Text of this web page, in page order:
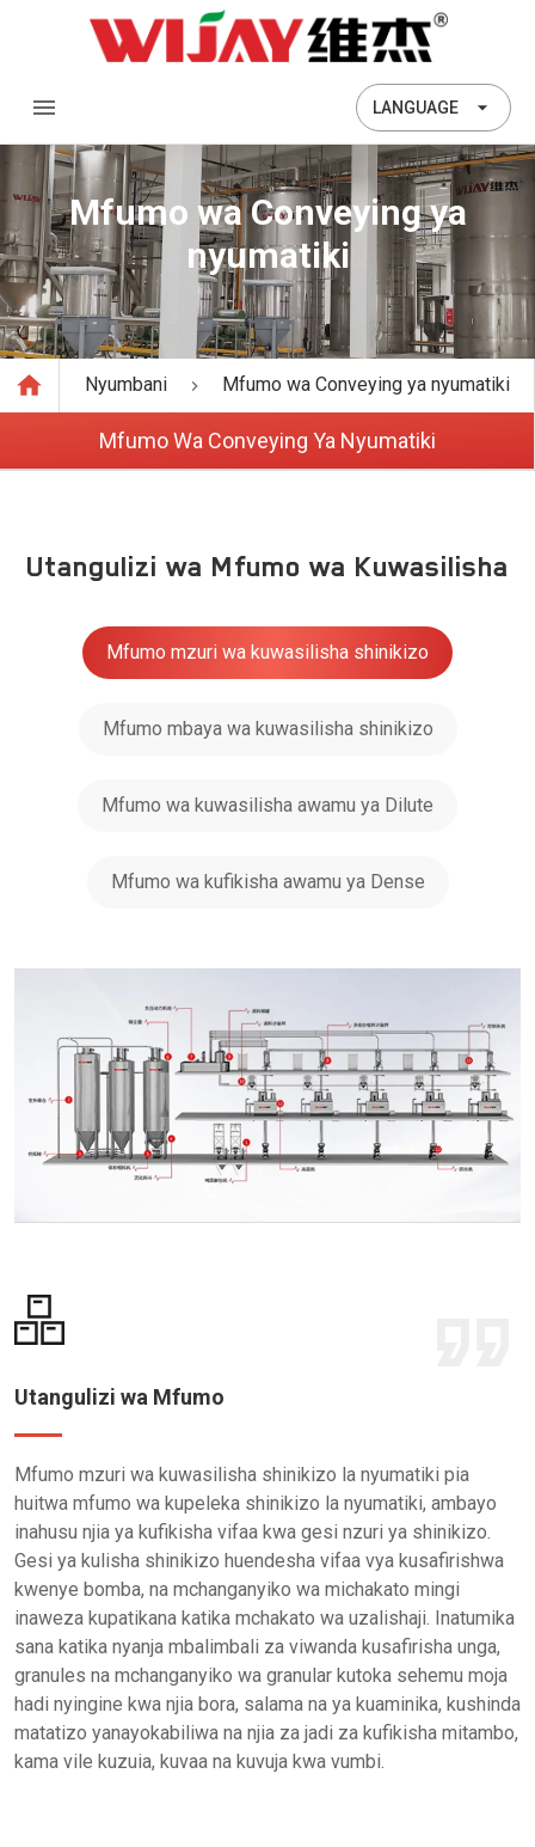
LANGUAGE
Mfumo wa Conveying ya
nyumatiki
Nyumbani Mfumo wa Conveying ya nyumatiki
Mfumo Wa Conveying Ya Nyumatiki
Utangulizi wa Mfumo wa Kuwasilisha
Mfumo mzuri wa kuwasilisha shinikizo
Mfumo mbaya wa kuwasilisha shinikizo
Mfumo wa kuwasilisha awamu ya Dilute
Mfumo wa kufikisha awamu ya Dense
Utangulizi wa Mfumo
Mfumo mzuri wa kuwasilisha shinikizo la nyumatiki pia
huitwa mfumo wa kupeleka shinikizo la nyumatiki, ambayo
inahusu njia ya kufikisha vifaa kwa gesi nzuri ya shinikizo.
Gesi ya kulisha shinikizo huendesha vifaa vya kusafirishwa
kwenye bomba, na mchanganyiko wa michakato mingi
inaweza kupatikana katika mchakato wa uzalishaji. Inatumika
sana katika nyanja mbalimbali za viwanda kusafirisha unga,
granules na mchanganyiko wa granular kutoka sehemu moja
hadi nyingine kwa njia bora, salama na ya kuaminika, kushinda
matatizo yanayokabiliwa na njia za jadi za kufikisha mitambo,
kama vile kuzuia, kuvaa na kuvuja kwa vumbi.